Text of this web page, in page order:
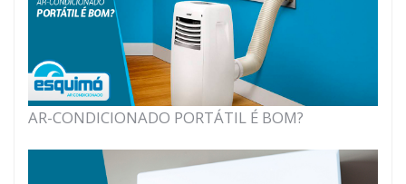
AR-CONDICIONADO PORTÁTIL É BOM?